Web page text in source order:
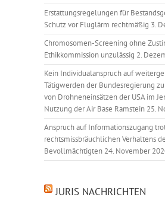
Erstattungsregelungen für
Schutz vor Fluglärm rechtmäßig 3.
Chromosomen-Screening ohne
Ethikkommission unzulässig 2.
Kein Individualanspruch auf
Tätigwerden der Bundesregierung
von Drohneneinsätzen der USA im
Nutzung der Air Base Ramstein 25.
Anspruch auf Informationszugang
rechtsmissbräuchlichen Verhaltens
Bevollmächtigten 24. November
JURIS NACHRICHTEN